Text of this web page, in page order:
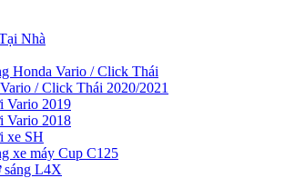
Nhà
Honda Vario / Click Thái
/ Click Thái 2020/2021
Vario 2019
Vario 2018
xe SH
xe máy Cup C125
sáng L4X